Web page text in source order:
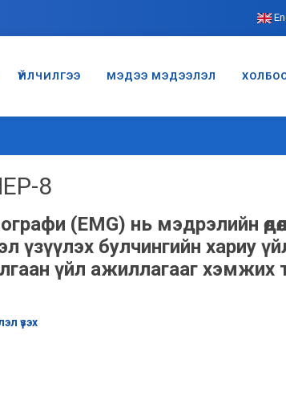
ҮЙЛЧИЛГЭЭ МЭДЭЭ МЭДЭЭЛЭЛ
8
(EMG) нь мэдрэлийн
үзүүлэх булчингийн хариу
үйл ажиллагааг хэмжих
үзэх